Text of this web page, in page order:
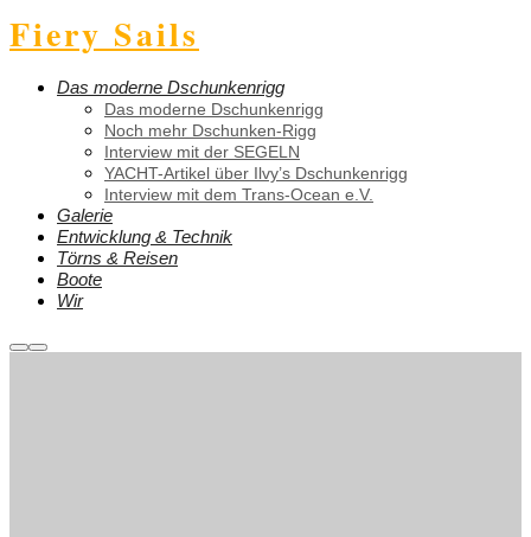
Fiery Sails
Das moderne Dschunkenrigg
Das moderne Dschunkenrigg
Noch mehr Dschunken-Rigg
Interview mit der SEGELN
YACHT-Artikel über Ilvy’s Dschunkenrigg
Interview mit dem Trans-Ocean e.V.
Galerie
Entwicklung & Technik
Törns & Reisen
Boote
Wir
Weitere
Hauptmenü